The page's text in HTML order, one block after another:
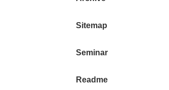
Sitemap
Seminar
Readme
”知らないと難しい”
たので、メモを残しま